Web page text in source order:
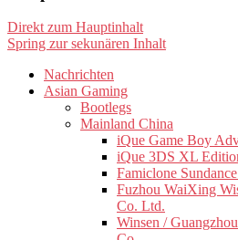
Direkt zum Hauptinhalt
Spring zur sekunären Inhalt
Nachrichten
Asian Gaming
Bootlegs
Mainland China
iQue Game Boy
iQue 3DS XL
Famiclone
Fuzhou WaiXing
Co. Ltd.
Winsen /